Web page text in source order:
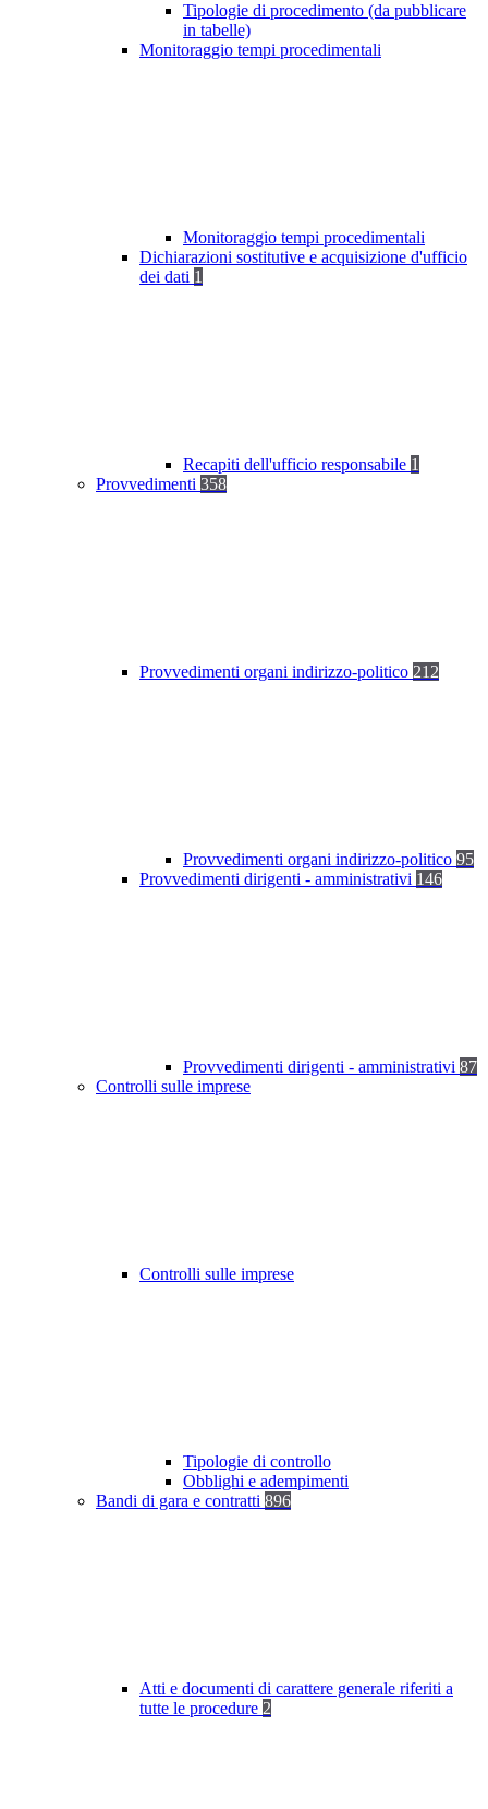
Tipologie di procedimento (da pubblicare
in tabelle)
Monitoraggio tempi procedimentali
Monitoraggio tempi procedimentali
Dichiarazioni sostitutive e acquisizione d'ufficio
dei dati 1
Recapiti dell'ufficio responsabile 1
Provvedimenti 358
Provvedimenti organi indirizzo-politico 212
Provvedimenti organi indirizzo-politico 95
Provvedimenti dirigenti - amministrativi 146
Provvedimenti dirigenti - amministrativi 87
Controlli sulle imprese
Controlli sulle imprese
Tipologie di controllo
Obblighi e adempimenti
Bandi di gara e contratti 896
Atti e documenti di carattere generale riferiti a
tutte le procedure 2